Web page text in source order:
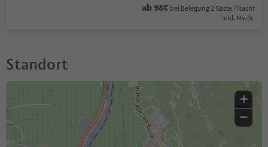
ab 98€ bei Belegung 2 Gäste / Nacht
Inkl. MwSt.
Standort
+
−